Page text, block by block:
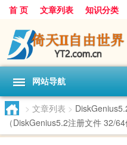
首 页 文章列表 知识分类
网站导航
> 文章列表 >
（DiskGenius5.2注册文件 32/